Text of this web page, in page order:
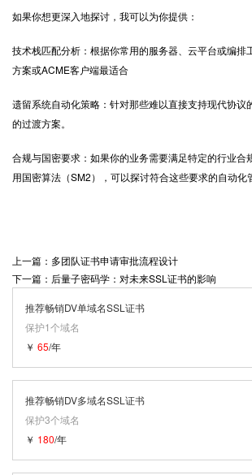
如果你想更深入地探讨，我可以为你提供：
技术栈匹配分析：根据你常用的服务器、云平台或编排
方案或ACME客户端最适合
遗留系统自动化策略：针对那些难以直接支持现代协议
的过渡方案。
合规与国密要求：如果你的业务需要满足特定的行业合
用国密算法（SM2），可以探讨符合这些要求的自动化
上一篇：多团队证书申请审批流程设计
下一篇：后量子密码学：对未来SSL证书的影响
推荐畅销DV单域名SSL证书
保护1个域名
￥ 65/年
推荐畅销DV多域名SSL证书
保护3个域名
￥ 180/年